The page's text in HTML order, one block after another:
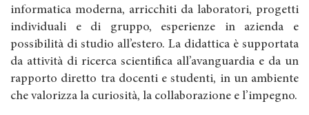
informatica moderna, arricchiti da laboratori, progetti
individuali e di gruppo, esperienze in azienda e
possibilità di studio all’estero. La didattica è supportata
da attività di ricerca scientifica all’avanguardia e da un
rapporto diretto tra docenti e studenti, in un ambiente
che valorizza la curiosità, la collaborazione e l’impegno.